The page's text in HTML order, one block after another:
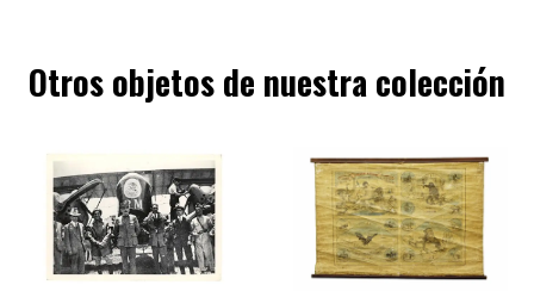
Otros objetos de nuestra colección